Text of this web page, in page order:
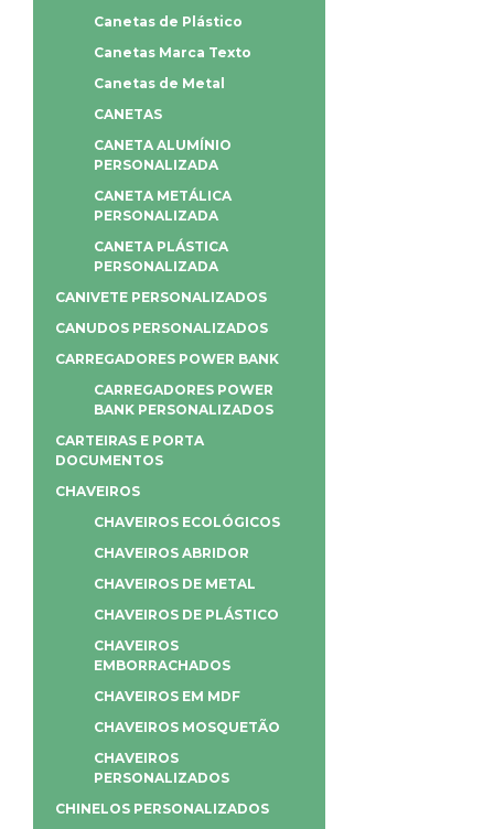
Canetas de Plástico
Canetas Marca Texto
Canetas de Metal
CANETAS
CANETA ALUMÍNIO
PERSONALIZADA
CANETA METÁLICA
PERSONALIZADA
CANETA PLÁSTICA
PERSONALIZADA
CANIVETE PERSONALIZADOS
CANUDOS PERSONALIZADOS
CARREGADORES POWER BANK
CARREGADORES POWER
BANK PERSONALIZADOS
CARTEIRAS E PORTA
DOCUMENTOS
CHAVEIROS
CHAVEIROS ECOLÓGICOS
CHAVEIROS ABRIDOR
CHAVEIROS DE METAL
CHAVEIROS DE PLÁSTICO
CHAVEIROS
EMBORRACHADOS
CHAVEIROS EM MDF
CHAVEIROS MOSQUETÃO
CHAVEIROS
PERSONALIZADOS
CHINELOS PERSONALIZADOS